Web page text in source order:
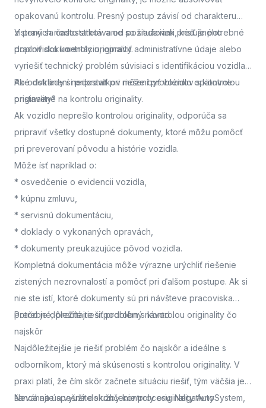
opakovanú kontrolu. Presný postup závisí od charakteru
zistených nedostatkov a od požiadaviek príslušného
pracoviska kontroly originality.
V praxi sa často stretávame so situáciami, keď je potrebné
doplniť dokumentáciu, opraviť administratívne údaje alebo
vyriešiť technický problém súvisiaci s identifikáciou vozidla.
Po odstránení nedostatkov môže byť vozidlo opätovne
pristavené na kontrolu originality.
Aké doklady si pripraviť pri riešení problémov s kontrolou
originality?
Ak vozidlo neprešlo kontrolou originality, odporúča sa
pripraviť všetky dostupné dokumenty, ktoré môžu pomôcť
pri preverovaní pôvodu a histórie vozidla.
Môže ísť napríklad o:
* osvedčenie o evidencii vozidla,
* kúpnu zmluvu,
* servisnú dokumentáciu,
* doklady o vykonaných opravách,
* dokumenty preukazujúce pôvod vozidla.
Kompletná dokumentácia môže výrazne urýchliť riešenie
zistených nezrovnalostí a pomôcť pri ďalšom postupe. Ak si
nie ste istí, ktoré dokumenty sú pri návšteve pracoviska
potrebné, prečítajte si podrobný návod.
Prečo je dôležité riešiť problém s kontrolou originality čo
najskôr
Najdôležitejšie je riešiť problém čo najskôr a ideálne s
odborníkom, ktorý má skúsenosti s kontrolou originality. V
praxi platí, že čím skôr začnete situáciu riešiť, tým väčšia je
šanca na úspešné dokončenie procesu. Negatívny
Neváhajte a využite služby kontroly originality AutoSystem,